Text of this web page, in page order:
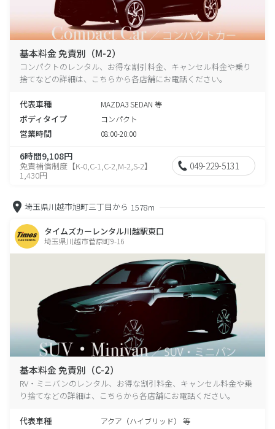
基本料金 免責別（M-2）
コンパクトのレンタル、お得な割引料金、キャンセル料金や乗り
捨てなどの詳細は、こちらから各店舗にお電話ください。
代表車種 MAZDA3 SEDAN 等
ボディタイプ コンパクト
営業時間 08:00-20:00
6時間9,108円
免責補償制度【K-0,C-1,C-2,M-2,S-2】
1,430円
049-229-5131
埼玉県川越市旭町三丁目から 1578m
タイムズカーレンタル川越駅東口
埼玉県川越市菅原町9-16
基本料金 免責別（C-2）
RV・ミニバンのレンタル、お得な割引料金、キャンセル料金や乗
り捨てなどの詳細は、こちらから各店舗にお電話ください。
代表車種 アクア（ハイブリッド） 等